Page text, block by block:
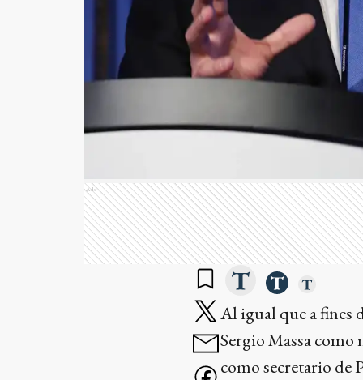
Ads
Al igual que a fines
Sergio Massa
como secretario de